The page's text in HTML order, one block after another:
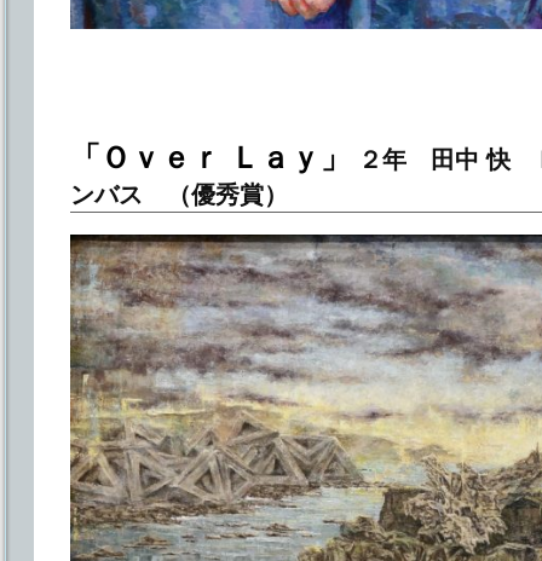
「Ｏｖｅｒ Ｌａｙ」
２年 田中 快
ンバス （優秀賞）